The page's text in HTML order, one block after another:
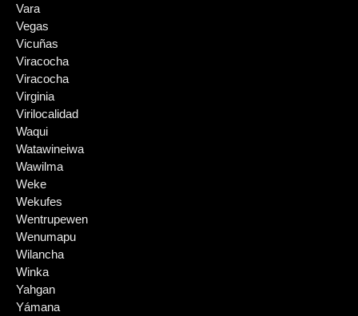
Vara
Vegas
Vicuñas
Viracocha
Viracocha
Virginia
Virilocalidad
Waqui
Watawineiwa
Wawilma
Weke
Wekufes
Wentrupewen
Wenumapu
Wilancha
Winka
Yahgan
Yámana